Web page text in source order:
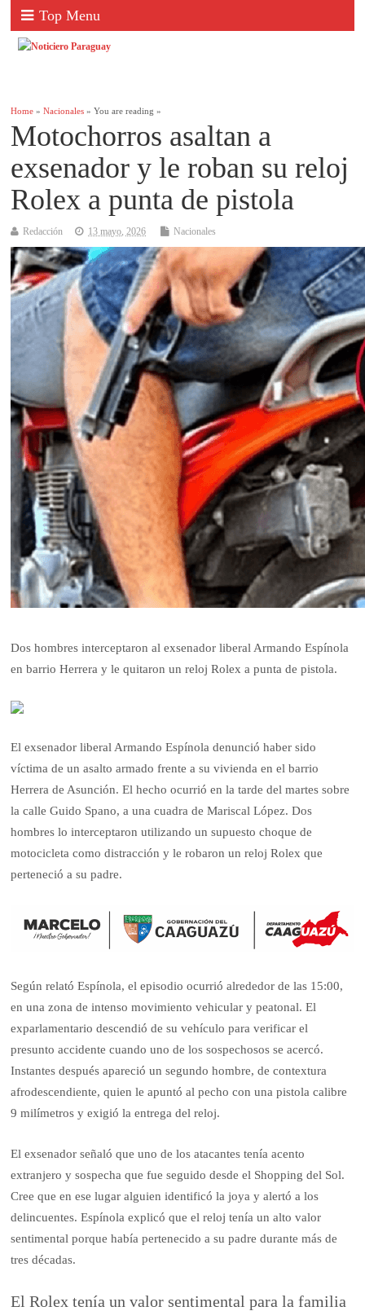
Top Menu
Home »Nacionales » You are reading »
Motochorros asaltan a
exsenador y le roban su reloj
Rolex a punta de pistola
Redacción 13 mayo, 2026 Nacionales
Dos hombres interceptaron al exsenador liberal Armando Espínola
en barrio Herrera y le quitaron un reloj Rolex a punta de pistola.
El exsenador liberal Armando Espínola denunció haber sido
víctima de un asalto armado frente a su vivienda en el barrio
Herrera de Asunción. El hecho ocurrió en la tarde del martes sobre
la calle Guido Spano, a una cuadra de Mariscal López. Dos
hombres lo interceptaron utilizando un supuesto choque de
motocicleta como distracción y le robaron un reloj Rolex que
perteneció a su padre.
Según relató Espínola, el episodio ocurrió alrededor de las 15:00,
en una zona de intenso movimiento vehicular y peatonal. El
exparlamentario descendió de su vehículo para verificar el
presunto accidente cuando uno de los sospechosos se acercó.
Instantes después apareció un segundo hombre, de contextura
afrodescendiente, quien le apuntó al pecho con una pistola calibre
9 milímetros y exigió la entrega del reloj.
El exsenador señaló que uno de los atacantes tenía acento
extranjero y sospecha que fue seguido desde el Shopping del Sol.
Cree que en ese lugar alguien identificó la joya y alertó a los
delincuentes. Espínola explicó que el reloj tenía un alto valor
sentimental porque había pertenecido a su padre durante más de
tres décadas.
El Rolex tenía un valor sentimental para la familia